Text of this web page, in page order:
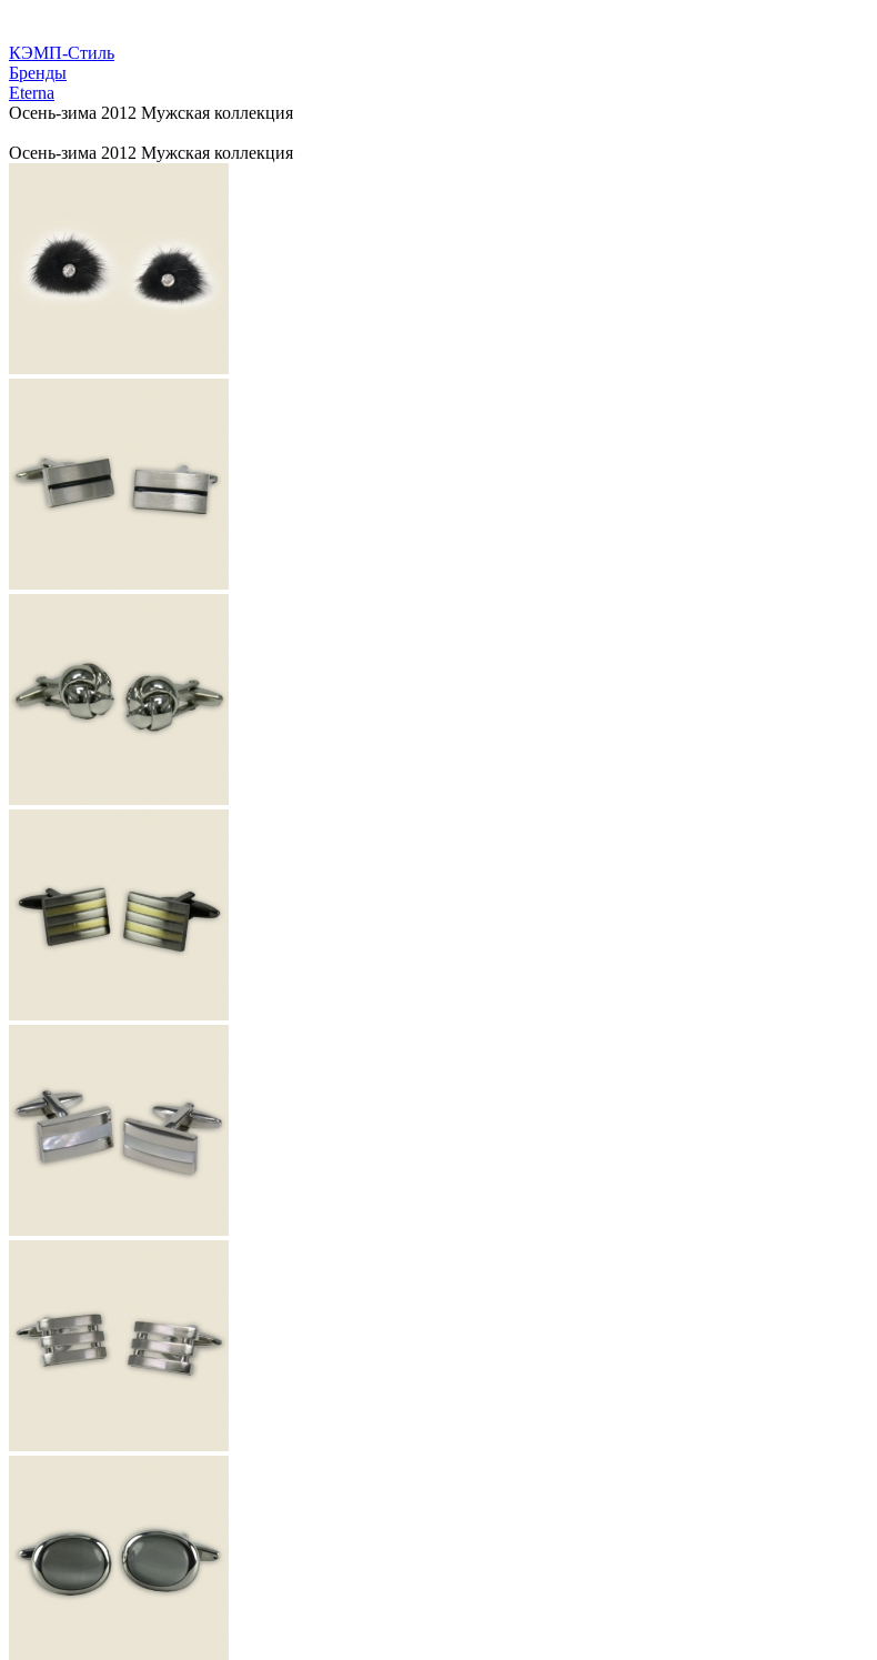
КЭМП-Стиль
Бренды
Eterna
Осень-зима 2012 Мужская коллекция
Осень-зима 2012 Мужская коллекция